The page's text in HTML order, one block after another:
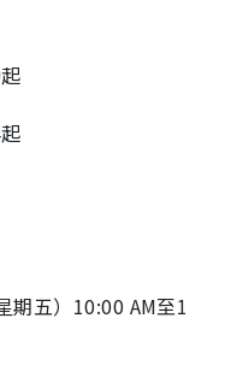
期五） 10:00 AM至1